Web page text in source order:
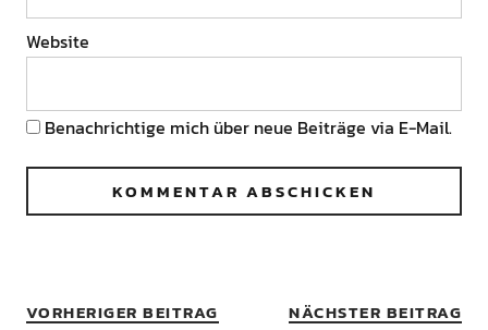
Website
Benachrichtige mich über neue Beiträge via E-Mail.
VORHERIGER BEITRAG NÄCHSTER BEITRAG